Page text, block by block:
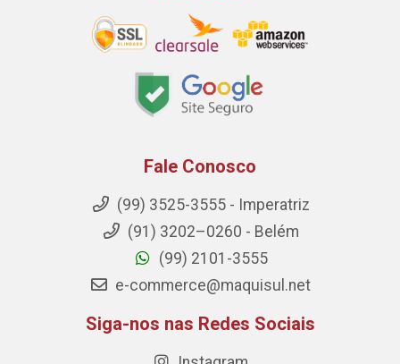
Fale Conosco
(99) 3525-3555 - Imperatriz
(91) 3202–0260 - Belém
(99) 2101-3555
e-commerce@maquisul.net
Siga-nos nas Redes Sociais